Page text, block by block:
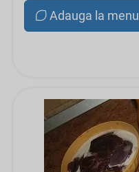
Adauga la menu